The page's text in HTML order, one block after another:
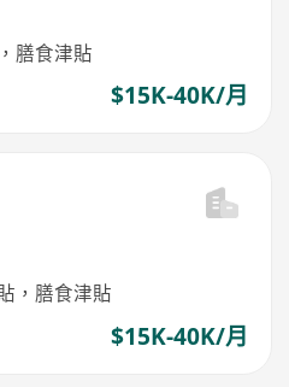
膳食津貼
$15K-40K/月
，膳食津貼
$15K-40K/月